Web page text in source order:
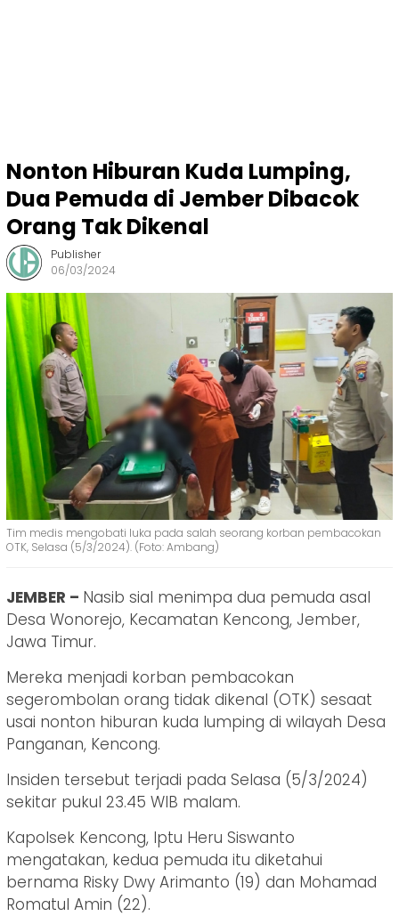
Nonton Hiburan Kuda Lumping,
Dua Pemuda di Jember Dibacok
Orang Tak Dikenal
Publisher
06/03/2024
Tim medis mengobati luka pada salah seorang korban pembacokan
OTK, Selasa (5/3/2024). (Foto: Ambang)
JEMBER – Nasib sial menimpa dua pemuda asal
Desa Wonorejo, Kecamatan Kencong, Jember,
Jawa Timur.
Mereka menjadi korban pembacokan
segerombolan orang tidak dikenal (OTK) sesaat
usai nonton hiburan kuda lumping di wilayah Desa
Panganan, Kencong.
Insiden tersebut terjadi pada Selasa (5/3/2024)
sekitar pukul 23.45 WIB malam.
Kapolsek Kencong, Iptu Heru Siswanto
mengatakan, kedua pemuda itu diketahui
bernama Risky Dwy Arimanto (19) dan Mohamad
Romatul Amin (22).